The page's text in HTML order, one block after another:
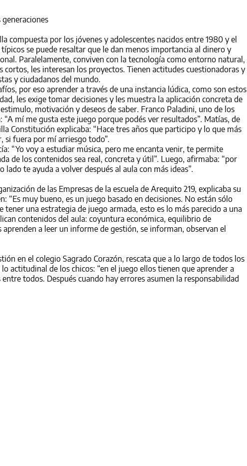
compuesta por los jóvenes y adolescentes nacidos entre 1980 y el
se puede resaltar que le dan menos importancia al dinero y
Paralelamente, conviven con la tecnología como entorno natural,
cortos, les interesan los proyectos. Tienen actitudes cuestionadoras y
y ciudadanos del mundo.
por eso aprender a través de una instancia lúdica, como son estos
les exige tomar decisiones y les muestra la aplicación concreta de
motivación y deseos de saber. Franco Paladini, uno de los
mí me gusta este juego porque podés ver resultados”. Matías, de
Constitución explicaba: “Hace tres años que participo y lo que más
si fuera por mí arriesgo todo”.
“Yo voy a estudiar música, pero me encanta venir, te permite
de los contenidos sea real, concreta y útil”. Luego, afirmaba: “por
te ayuda a volver después al aula con más ideas”.
de las Empresas de la escuela de Arequito 219, explicaba su
“Es muy bueno, es un juego basado en decisiones. No están sólo
una estrategia de juego armada, esto es lo más parecido a una
contenidos del aula: coyuntura económica, equilibrio de
aprenden a leer un informe de gestión, se informan, observan el
en el colegio Sagrado Corazón, rescata que a lo largo de todos los
actitudinal de los chicos: “en el juego ellos tienen que aprender a
todos. Después cuando hay errores asumen la responsabilidad